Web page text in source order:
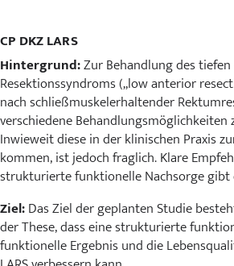
CP DKZ LARS
Hintergrund:Zur Behandlung des
Resektionssyndroms („low anterior
nach schließmuskelerhaltender
verschiedene Behandlungsmöglichkeiten
Inwieweit diese in der klinischen Praxis
kommen, ist jedoch fraglich. Klare
strukturierte funktionelle Nachsorge gibt
Ziel:Das Ziel der geplanten Studie
der These, dass eine strukturierte
funktionelle Ergebnis und die